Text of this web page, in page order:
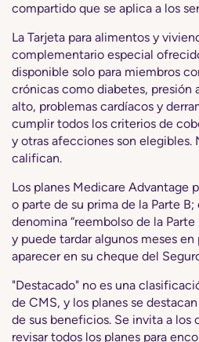
compartido que se aplica a los
La Tarjeta para alimentos y
complementario especial
disponible solo para miembros
crónicas como diabetes, presión
alto, problemas cardíacos y
cumplir todos los criterios de
y otras afecciones son elegibles.
califican.
Los planes Medicare Advantage
o parte de su prima de la Parte B;
denomina “reembolso de la
y puede tardar algunos meses
aparecer en su cheque del
"Destacado" no es una
de CMS, y los planes se
de sus beneficios. Se invita a los
revisar todos los planes para